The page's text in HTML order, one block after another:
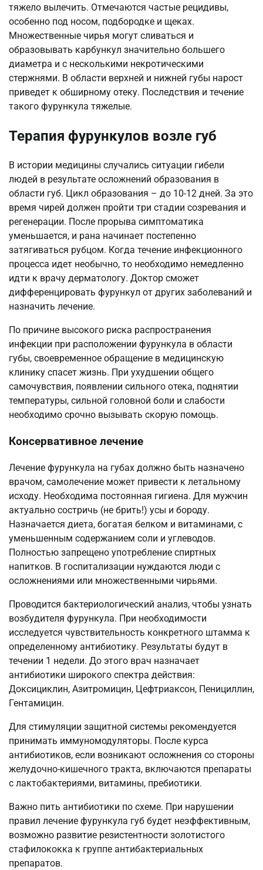
тяжело вылечить. Отмечаются частые рецидивы,
особенно под носом, подбородке и щеках.
Множественные чирья могут сливаться и
образовывать карбункул значительно большего
диаметра и с несколькими некротическими
стержнями. В области верхней и нижней губы нарост
приведет к обширному отеку. Последствия и течение
такого фурункула тяжелые.
Терапия фурункулов возле губ
В истории медицины случались ситуации гибели
людей в результате осложнений образования в
области губ. Цикл образования – до 10-12 дней. За это
время чирей должен пройти три стадии созревания и
регенерации. После прорыва симптоматика
уменьшается, и рана начинает постепенно
затягиваться рубцом. Когда течение инфекционного
процесса идет необычно, то необходимо немедленно
идти к врачу дерматологу. Доктор сможет
дифференцировать фурункул от других заболеваний и
назначить лечение.
По причине высокого риска распространения
инфекции при расположении фурункула в области
губы, своевременное обращение в медицинскую
клинику спасет жизнь. При ухудшении общего
самочувствия, появлении сильного отека, поднятии
температуры, сильной головной боли и слабости
необходимо срочно вызывать скорую помощь.
Консервативное лечение
Лечение фурункула на губах должно быть назначено
врачом, самолечение может привести к летальному
исходу. Необходима постоянная гигиена. Для мужчин
актуально состричь (не брить!) усы и бороду.
Назначается диета, богатая белком и витаминами, с
уменьшенным содержанием соли и углеводов.
Полностью запрещено употребление спиртных
напитков. В госпитализации нуждаются люди с
осложнениями или множественными чирьями.
Проводится бактериологический анализ, чтобы узнать
возбудителя фурункула. При необходимости
исследуется чувствительность конкретного штамма к
определенному антибиотику. Результаты будут в
течении 1 недели. До этого врач назначает
антибиотики широкого спектра действия:
Доксициклин, Азитромицин, Цефтриаксон, Пенициллин,
Гентамицин.
Для стимуляции защитной системы рекомендуется
принимать иммуномодуляторы. После курса
антибиотиков, если возникают осложнения со стороны
желудочно-кишечного тракта, включаются препараты
с лактобактериями, витамины, пребиотики.
Важно пить антибиотики по схеме. При нарушении
правил лечение фурункула губ будет неэффективным,
возможно развитие резистентности золотистого
стафилококка к группе антибактериальных
препаратов.